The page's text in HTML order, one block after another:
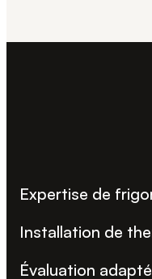
Expertise de
Installation de
Évaluation